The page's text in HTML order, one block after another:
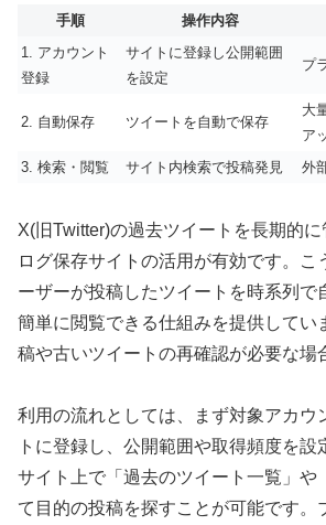
手順 操作内容
1. アカウント
登録
サイトに登録し公開範囲
を設定
プ
2. 自動保存 ツイートを自動で保存
大
ア
3. 検索・閲覧
サイト内検索で投稿発見 外
X(旧Twitter)の過去ツイートを長期的に
ログ保存サイトの活用が有効です。こ
ーザーが投稿したツイートを時系列で
簡単に閲覧できる仕組みを提供してい
稿や古いツイートの再確認が必要な場
利用の流れとしては、まず対象アカウ
トに登録し、公開範囲や取得頻度を設
サイト上で「過去のツイート一覧」や
て目的の投稿を探すことが可能です。